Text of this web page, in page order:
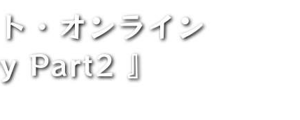
・オンライン
Part2 』